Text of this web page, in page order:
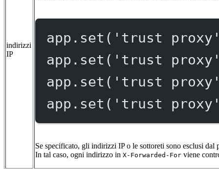
indirizzi
IP
app. set ( 'trust
app. set ( 'trust
app. set ( 'trust
app. set ( 'trust
Se specificato, gli indirizzi IP o le sottoreti sono esclusi
In tal caso, ogni indirizzo in X-Forwarded-For viene